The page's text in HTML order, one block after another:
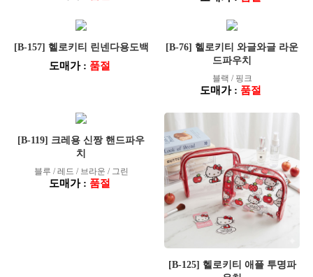
[B-157] 헬로키티 린넨다용도백
도매가 : 품절
[B-76] 헬로키티 와글와글 라운
드파우치
블랙 / 핑크
도매가 : 품절
[B-119] 크레용 신짱 핸드파우
치
블루 / 레드 / 브라운 / 그린
도매가 : 품절
[B-125] 헬로키티 애플 투명파